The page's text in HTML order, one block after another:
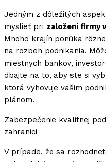
Jedným z dôležitých
myslieť pri založení firmy
Mnoho krajín ponúka
na rozbeh podnikania.
miestnych bankov,
dbajte na to, aby ste si
ktorá vyhovuje vašim
plánom.
Zabezpečenie kvalitnej
zahranici
V prípade, že sa